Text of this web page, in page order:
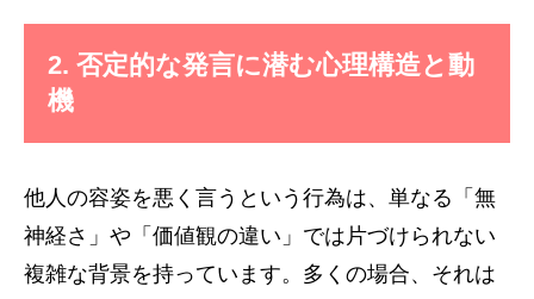
2. 否定的な発言に潜む心理構造と動
機
他人の容姿を悪く言うという行為は、単なる「無
神経さ」や「価値観の違い」では片づけられない
複雑な背景を持っています。多くの場合、それは